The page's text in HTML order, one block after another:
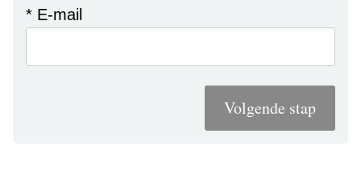
* E-mail
Volgende stap